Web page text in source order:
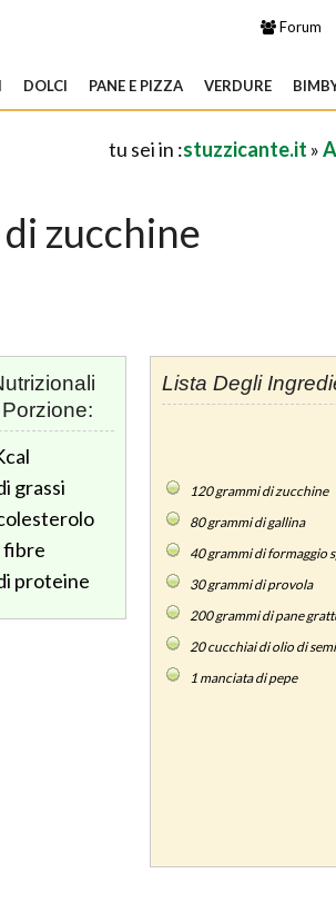
Forum
DOLCI PANE E PIZZA VERDURE
tu sei in :stuzzicante.it »
zucchine
Lista Degli
120grammi di zucchine
80grammi di gallina
40grammi di formaggio
30grammi di provola
200grammi di pane
20cucchiai di olio di
1manciata di pepe
grassi
fibre
proteine